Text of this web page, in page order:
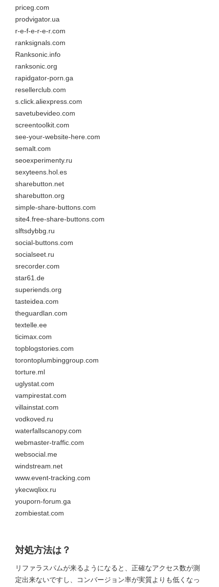
priceg.com
prodvigator.ua
r-e-f-e-r-e-r.com
ranksignals.com
Ranksonic.info
ranksonic.org
rapidgator-porn.ga
resellerclub.com
s.click.aliexpress.com
savetubevideo.com
screentoolkit.com
see-your-website-here.com
semalt.com
seoexperimenty.ru
sexyteens.hol.es
sharebutton.net
sharebutton.org
simple-share-buttons.com
site4.free-share-buttons.com
slftsdybbg.ru
social-buttons.com
socialseet.ru
srecorder.com
star61.de
superiends.org
tasteidea.com
theguardlan.com
textelle.ee
ticimax.com
topblogstories.com
torontoplumbinggroup.com
torture.ml
uglystat.com
vampirestat.com
villainstat.com
vodkoved.ru
waterfallscanopy.com
webmaster-traffic.com
websocial.me
windstream.net
www.event-tracking.com
ykecwqlixx.ru
youporn-forum.ga
zombiestat.com
対処方法は？
リファラスパムが来るようになると、正確なアクセス数が測
定出来ないですし、コンバージョン率が実質よりも低くなっ